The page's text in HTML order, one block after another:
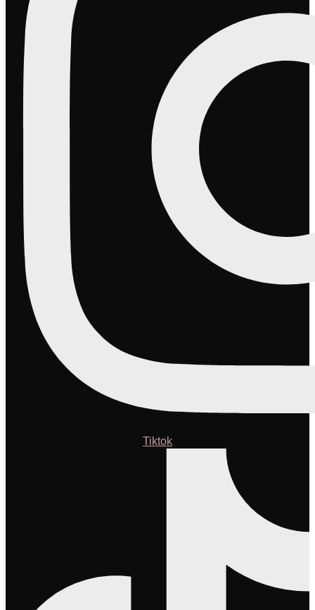
Tiktok